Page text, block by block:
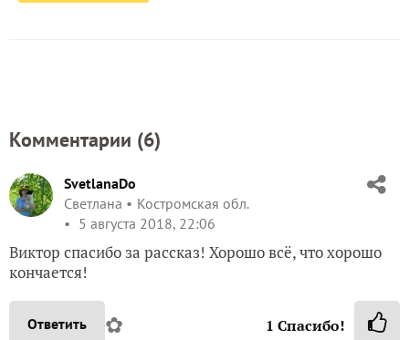
Комментарии (6)
SvetlanaDo
Светлана
Костромская обл.
5 августа 2018, 22:06
Виктор спасибо за рассказ! Хорошо всё, что хорошо
кончается!
Ответить ✿ 1 Спасибо!